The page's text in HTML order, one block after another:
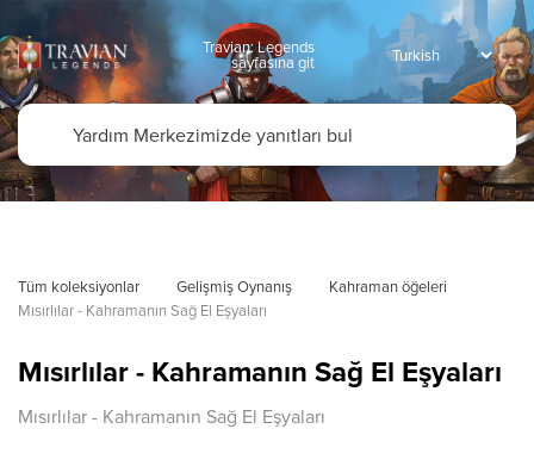
Travian: Legends
sayfasına git
Tüm koleksiyonlar Gelişmiş Oynanış
Kahraman öğeleri
Mısırlılar - Kahramanın Sağ El Eşyaları
Mısırlılar - Kahramanın Sağ El Eşyaları
Mısırlılar - Kahramanın Sağ El Eşyaları